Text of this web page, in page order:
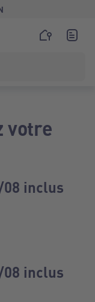
votre
08 inclus
08 inclus